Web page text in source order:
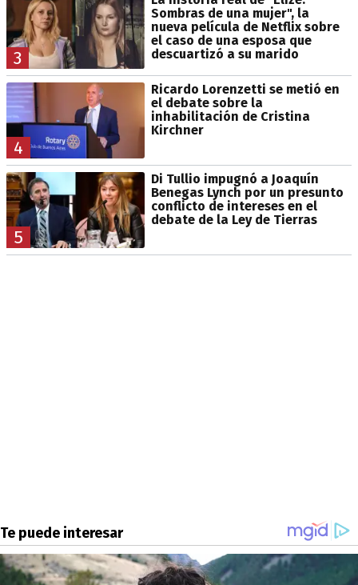
3
Sombras de una mujer", la
nueva película de Netflix sobre
el caso de una esposa que
descuartizó a su marido
4
Ricardo Lorenzetti se metió en
el debate sobre la
inhabilitación de Cristina
Kirchner
5
Di Tullio impugnó a Joaquín
Benegas Lynch por un presunto
conflicto de intereses en el
debate de la Ley de Tierras